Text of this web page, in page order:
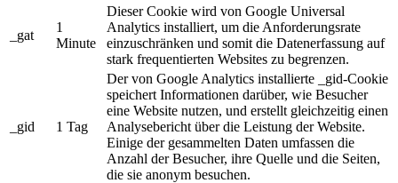
_gat
1
Minute
Dieser Cookie wird von Google Universal
Analytics installiert, um die Anforderungsrate
einzuschränken und somit die Datenerfassung auf
stark frequentierten Websites zu begrenzen.
_gid 1 Tag
Der von Google Analytics installierte _gid-Cookie
speichert Informationen darüber, wie Besucher
eine Website nutzen, und erstellt gleichzeitig einen
Analysebericht über die Leistung der Website.
Einige der gesammelten Daten umfassen die
Anzahl der Besucher, ihre Quelle und die Seiten,
die sie anonym besuchen.